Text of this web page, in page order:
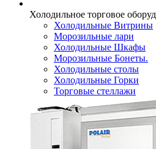
Холодильное торговое
Холодильные Витрины
Морозильные лари
Холодильные Шкафы
Морозильные Бонеты.
Холодильные столы
Холодильные Горки
Торговые стеллажи